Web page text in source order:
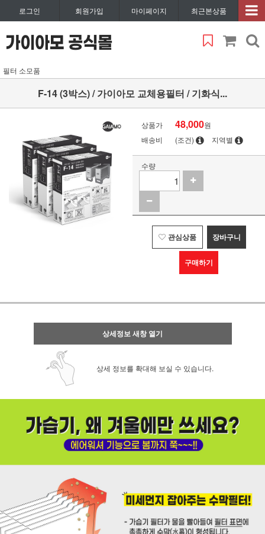
로그인 회원가입 마이페이지 최근본상품
필터 소모품
F-14 (3박스) / 가이아모 교체용필터 / 기화식...
상품가 48,000원
배송비
(조건) 지역별
수량
관심상품 장바구니
구매하기
상세정보 새창 열기
상세 정보를 확대해 보실 수 있습니다.